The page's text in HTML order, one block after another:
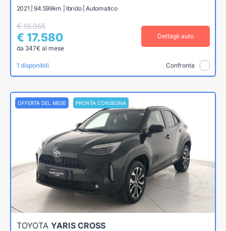
2021 | 94.599km | Ibrido | Automatico
€ 19.055
€ 17.580
da 347€ al mese
Dettagli auto
1 disponibili Confronta
OFFERTA DEL MESE PRONTA CONSEGNA
TOYOTA YARIS CROSS